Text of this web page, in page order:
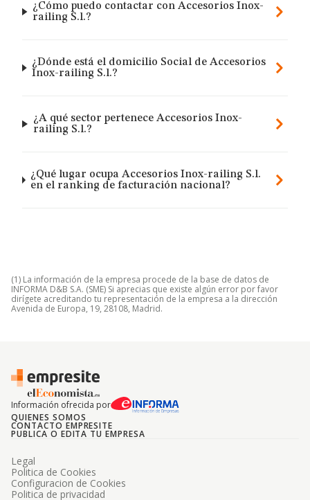
¿Cómo puedo contactar con Accesorios Inox-
railing S.l.?
¿Dónde está el domicilio Social de Accesorios
Inox-railing S.l.?
¿A qué sector pertenece Accesorios Inox-
railing S.l.?
¿Qué lugar ocupa Accesorios Inox-railing S.l.
en el ranking de facturación nacional?
(1) La información de la empresa procede de la base de datos de
INFORMA D&B S.A. (SME) Si aprecias que existe algún error por favor
dirígete acreditando tu representación de la empresa a la dirección
Avenida de Europa, 19, 28108, Madrid.
Información ofrecida por
QUIENES SOMOS
CONTACTO EMPRESITE
PUBLICA O EDITA TU EMPRESA
Legal
Politica de Cookies
Configuracion de Cookies
Politica de privacidad